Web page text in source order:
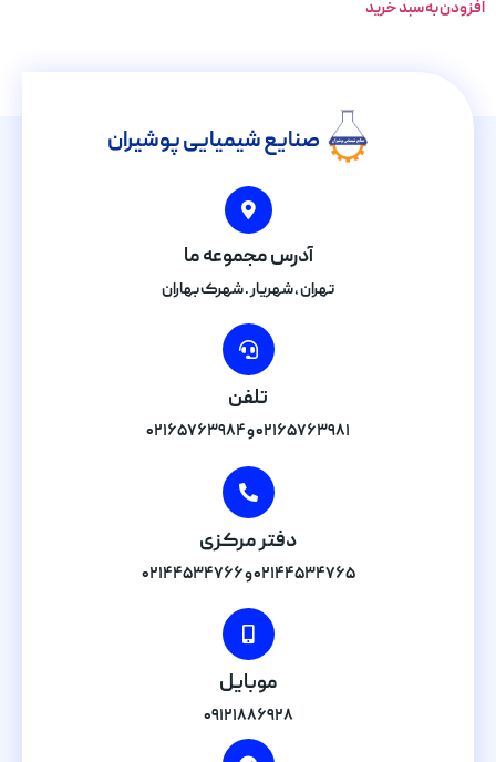
افزودن به سبد خرید
صنایع شیمیایی پوشیران
آدرس مجموعه ما
تهران , شهریار . شهرک بهاران
تلفن
۰۲۱۶۵۷۶۳۹۸۱ و ۰۲۱۶۵۷۶۳۹۸۴
دفتر مرکزی
۰۲۱۴۴۵۳۴۷۶۵ و ۰۲۱۴۴۵۳۴۷۶۶
موبایل
۰۹۱۲۱۸۸۶۹۲۸